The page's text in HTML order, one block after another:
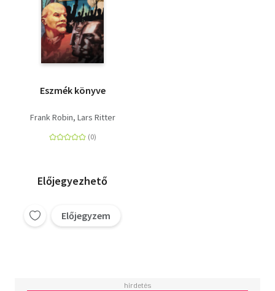
Eszmék könyve
Frank Robin Lars Ritter
Előjegyezhető
Előjegyzem